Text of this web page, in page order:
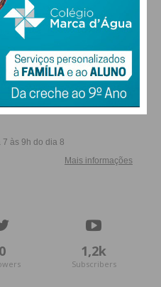
EM PAÇOS DE
0 1,2k
Subscribers